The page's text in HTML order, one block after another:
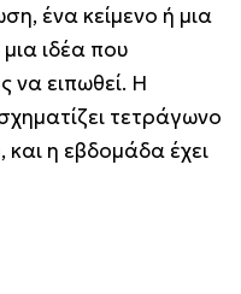
ένα κείμενο ή μια
ιδέα που
να ειπωθεί. Η
τετράγωνο
η εβδομάδα έχει